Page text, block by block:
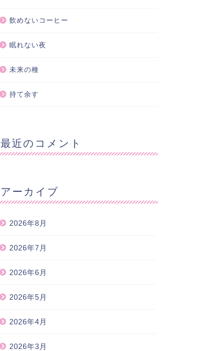
飲めないコーヒー
眠れない夜
未来の種
持て余す
最近のコメント
アーカイブ
2026年8月
2026年7月
2026年6月
2026年5月
2026年4月
2026年3月